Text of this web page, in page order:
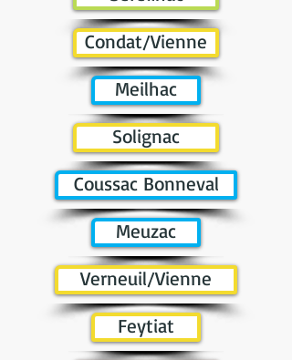
Condat/Vienne
Meilhac
Solignac
Coussac Bonneval
Meuzac
Verneuil/Vienne
Feytiat